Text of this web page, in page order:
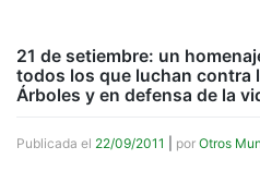
21 de setiembre: un
todos los que luchan contra
Árboles y en defensa de la
Publicada el 22/09/2011 por Otros